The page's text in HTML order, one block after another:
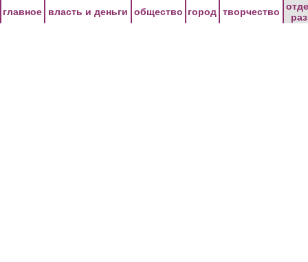
главное власть и деньги общество город творчество